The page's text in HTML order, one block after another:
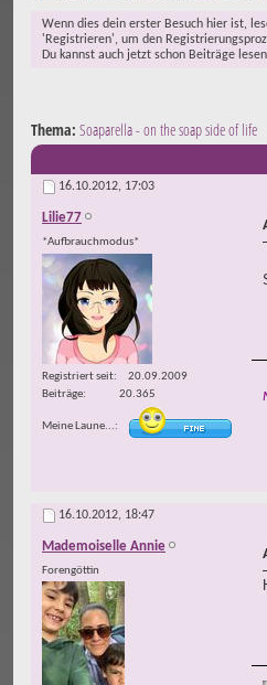
Wenn dies dein erster Besuch hier ist,
'Registrieren', um den
Du kannst auch jetzt schon Beiträge
Thema: Soaparella - on the soap side of life
16.10.2012, 17:03
Lilie77
*Aufbrauchmodus*
Registriert seit
20.09.2009
Beiträge
20.365
Meine Laune...
16.10.2012, 18:47
Mademoiselle Annie
Forengöttin